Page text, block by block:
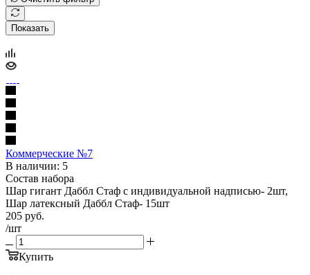
Показать
Коммерческие №7
В наличии: 5
Состав набора
Шар гигант Даббл Стаф с индивидуальной надписью- 2шт,
Шар латексный Даббл Стаф- 15шт
205 руб.
/шт
Купить